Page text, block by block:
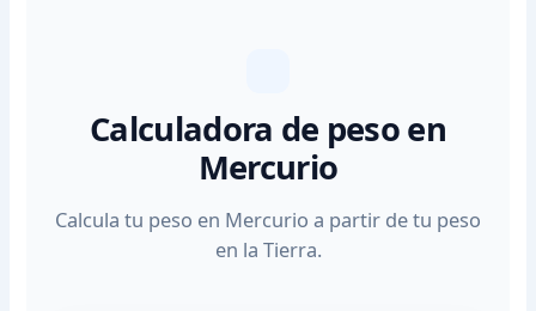
Calculadora de peso en
Mercurio
Calcula tu peso en Mercurio a partir de tu peso
en la Tierra.